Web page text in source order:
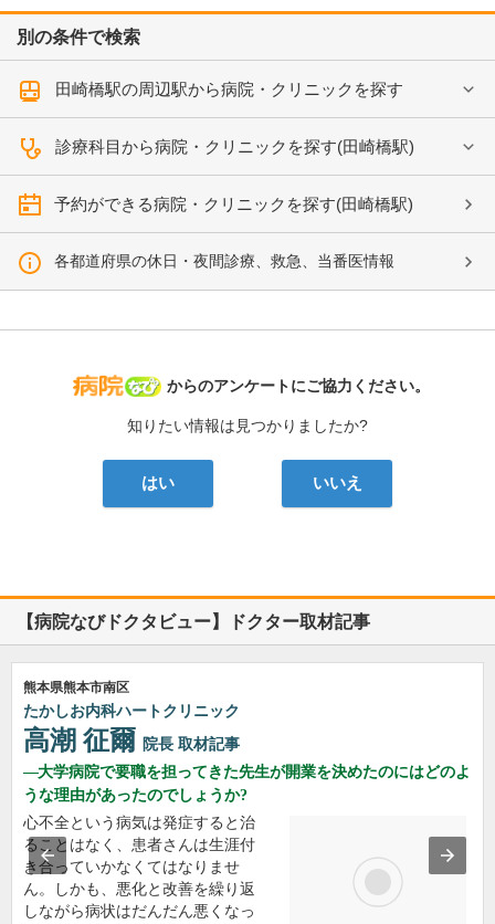
別の条件で検索
田崎橋駅の周辺駅から病院・クリニックを探す
診療科目から病院・クリニックを探す(田崎橋駅)
予約ができる病院・クリニックを探す(田崎橋駅)
各都道府県の休日・夜間診療、救急、当番医情報
病院なび
からのアンケートにご協力ください。
知りたい情報は見つかりましたか?
はい いいえ
【病院なびドクタビュー】ドクター取材記事
熊本県熊本市南区
たかしお内科ハートクリニック
高潮 征爾 院長 取材記事
大学病院で要職を担ってきた先生が開業を決めたのにはどのよ
うな理由があったのでしょうか?
心不全という病気は発症すると治
ることはなく、患者さんは生涯付
き合っていかなくてはなりませ
ん。しかも、悪化と改善を繰り返
しながら病状はだんだん悪くなっ